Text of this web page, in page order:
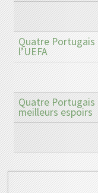
Quatre Portugais
l’UEFA
Quatre Portugais
meilleurs espoirs